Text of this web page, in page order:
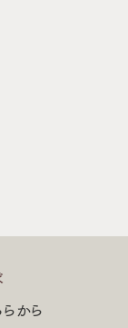
から